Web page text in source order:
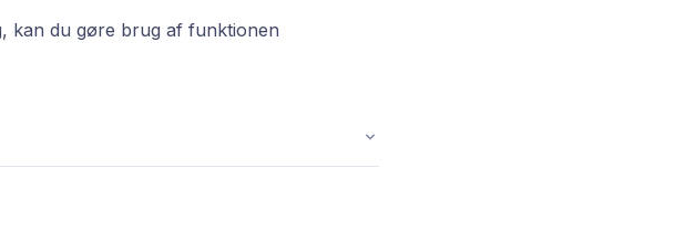
kan du gøre brug af funktionen